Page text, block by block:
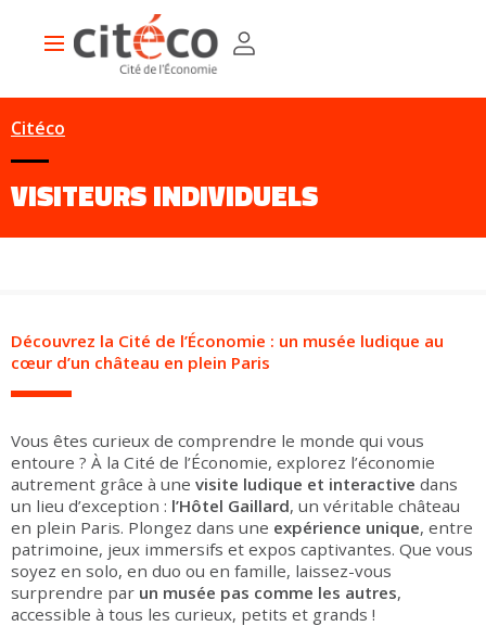
Main
Citéco
VISITEURS INDIVIDUELS
Découvrez la Cité de l’Économie : un musée ludique au
cœur d’un château en plein Paris
Vous êtes curieux de comprendre le monde qui vous
entoure ? À la Cité de l’Économie, explorez l’économie
autrement grâce à une visite ludique et interactive dans
un lieu d’exception : l’Hôtel Gaillard, un véritable château
en plein Paris. Plongez dans une expérience unique, entre
patrimoine, jeux immersifs et expos captivantes. Que vous
soyez en solo, en duo ou en famille, laissez-vous
surprendre par un musée pas comme les autres,
accessible à tous les curieux, petits et grands !
Panneau de gestion des cookies